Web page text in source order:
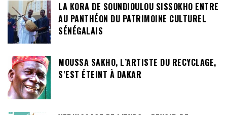
LA KORA DE SOUNDIOULOU SISSOKHO ENTRE
AU PANTHÉON DU PATRIMOINE CULTUREL
SÉNÉGALAIS
MOUSSA SAKHO, L’ARTISTE DU RECYCLAGE,
S’EST ÉTEINT À DAKAR